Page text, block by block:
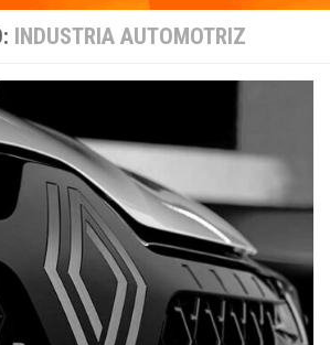
INDUSTRIA AUTOMOTRIZ